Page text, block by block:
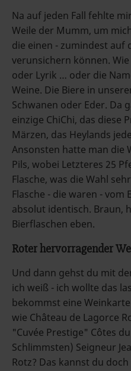
Na auf jeden Fall fehlte
Weile der Mumm, um
die einen - zumindest auf
verunsichern können.
oder Lyrik … oder die
Weine. Die Biere in
Schwanen oder Eder. Da
einzige ChiChi, das diese
Märzen, das Heylands
Ansonsten hatte man die
Pils, wobei Letzteres 25
Flasche, was die Wahl
Flasche - die waren - vom
absolut identisch. Braun,
Bierflaschen eben.
Roter hervorragender
Und dann gehst du mit
ich weiß - ich wollte das
bekommst eine
wie Château de Lagorce
"Cuvée Prestige" Côtes
Schlimmsten) Seigneur
Rotz? Das kannst du